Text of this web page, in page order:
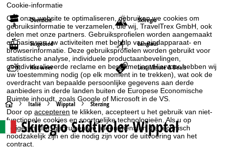
Cookie-informatie
Om onze website te optimaliseren, gebruiken we cookies om
gebruiksinformatie te verzamelen, die wij, TravelTrex GmbH, ook
delen met onze partners. Gebruiksprofielen worden aangemaakt
op basis van uw activiteiten met behulp van eindapparaat- en
browserinformatie. Deze gebruiksprofielen worden gebruikt voor
statistische analyse, individuele productaanbevelingen,
geïndividualiseerde reclame en bereikmeting. Hiervoor hebben wij
uw toestemming nodig (op elk moment in te trekken), wat ook de
overdracht van bepaalde persoonlijke gegevens aan derde
aanbieders in derde landen buiten de Europese Economische
Ruimte inhoudt, zoals Google of Microsoft in de VS.
Door opaccepteren te klikken, accepteert u het gebruik van niet-
functionele cookies en soortgelijke technologieën. Als u op
weigeren klikt, gebruiken we alleen diensten die technisch
noodzakelijk zijn en die nodig zijn voor de uitvoering van het
contract.
Overzicht Skiregio
Skigebied Langlauf
Het weer Last-Minute & Deals
S
t
a
Italië Wipptal Sterzing
Skiregio Südtiroler Wipptal